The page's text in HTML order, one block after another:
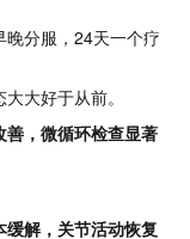
分服，24天一个疗
大好于从前。
善，微循环检查显著
缓解，关节活动恢复